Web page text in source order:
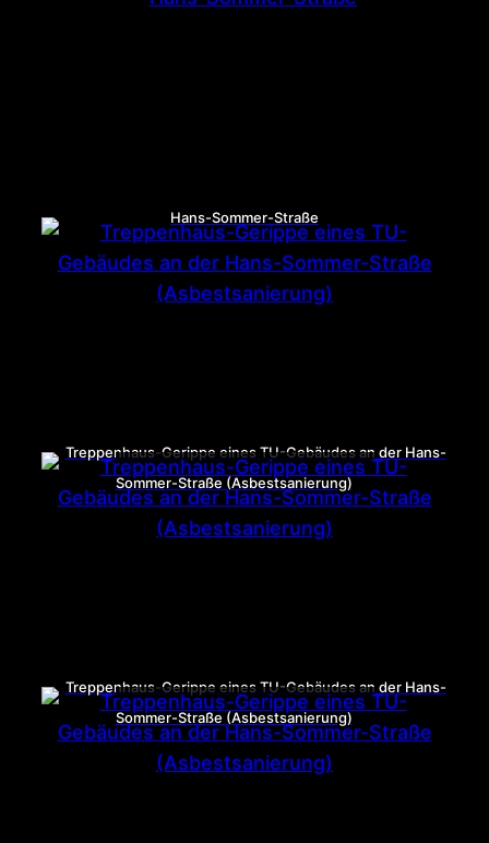
Hans-Sommer-Straße
Treppenhaus-Gerippe eines TU-Gebäudes an der Hans-
Sommer-Straße (Asbestsanierung)
Treppenhaus-Gerippe eines TU-Gebäudes an der Hans-
Sommer-Straße (Asbestsanierung)